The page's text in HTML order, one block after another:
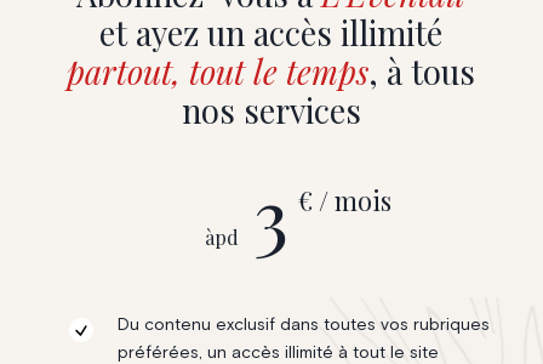
et ayez un accès illimité
partout, tout le temps, à tous
nos services
àpd 3 € / mois
Du contenu exclusif dans toutes vos rubriques
préférées, un accès illimité à tout le site